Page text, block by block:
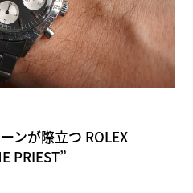
ンが際立つ ROLEX
PRIEST”